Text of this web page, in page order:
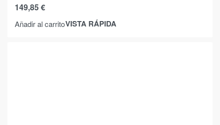
149,85€
Añadir al carritoVISTA RÁPIDA